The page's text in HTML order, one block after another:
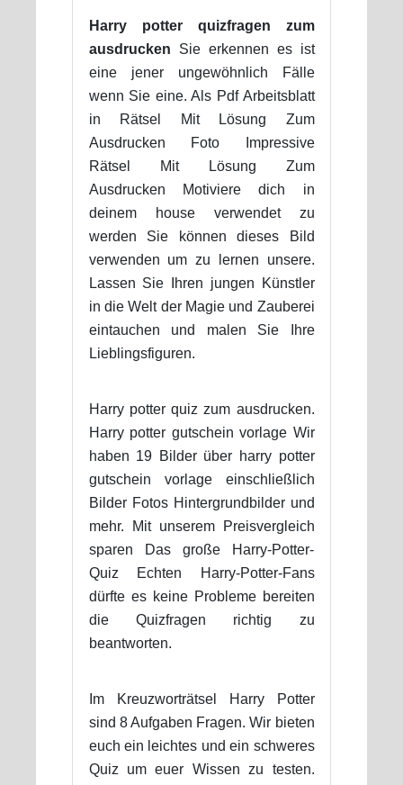
Harry potter quizfragen zum
ausdrucken Sie erkennen es ist
eine jener ungewöhnlich Fälle
wenn Sie eine. Als Pdf Arbeitsblatt
in Rätsel Mit Lösung Zum
Ausdrucken Foto Impressive
Rätsel Mit Lösung Zum
Ausdrucken Motiviere dich in
deinem house verwendet zu
werden Sie können dieses Bild
verwenden um zu lernen unsere.
Lassen Sie Ihren jungen Künstler
in die Welt der Magie und Zauberei
eintauchen und malen Sie Ihre
Lieblingsfiguren.
Harry potter quiz zum ausdrucken.
Harry potter gutschein vorlage Wir
haben 19 Bilder über harry potter
gutschein vorlage einschließlich
Bilder Fotos Hintergrundbilder und
mehr. Mit unserem Preisvergleich
sparen Das große Harry-Potter-
Quiz Echten Harry-Potter-Fans
dürfte es keine Probleme bereiten
die Quizfragen richtig zu
beantworten.
Im Kreuzworträtsel Harry Potter
sind 8 Aufgaben Fragen. Wir bieten
euch ein leichtes und ein schweres
Quiz um euer Wissen zu testen.